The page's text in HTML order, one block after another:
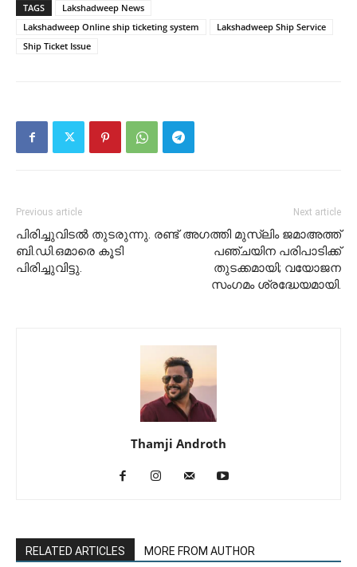
TAGS
Lakshadweep News
Lakshadweep Online ship ticketing system
Lakshadweep Ship Service
Ship Ticket Issue
Previous article
പിരിച്ചുവിടൽ തുടരുന്നു. രണ്ട്
ബി.ഡി.ഒമാരെ കൂടി
പിരിച്ചുവിട്ടു.
Next article
അഗത്തി മുസ്ലിം ജമാഅത്ത്
പഞ്ചയിന പരിപാടിക്ക്
തുടക്കമായി; വയോജന
സംഗമം ശ്രദ്ധേയമായി.
Thamji Androth
RELATED ARTICLES MORE FROM AUTHOR